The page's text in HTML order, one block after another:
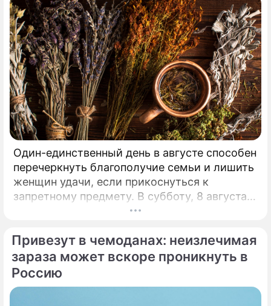
Наталья Владимировна Фриске
певица
Один-единственный день в августе способен
перечеркнуть благополучие семьи и лишить
женщин удачи, если прикоснуться к
запретному предмету. В субботу, 8 августа,
православная церковь молитвенно чтит
Ермолая, Ермиппа и Ермократа, иереев
Никомидийских.
Привезут в чемоданах: неизлечимая
зараза может вскоре проникнуть в
Россию